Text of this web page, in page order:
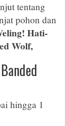
tentang
pohon dan
Hati-
Wolf,
hingga 1